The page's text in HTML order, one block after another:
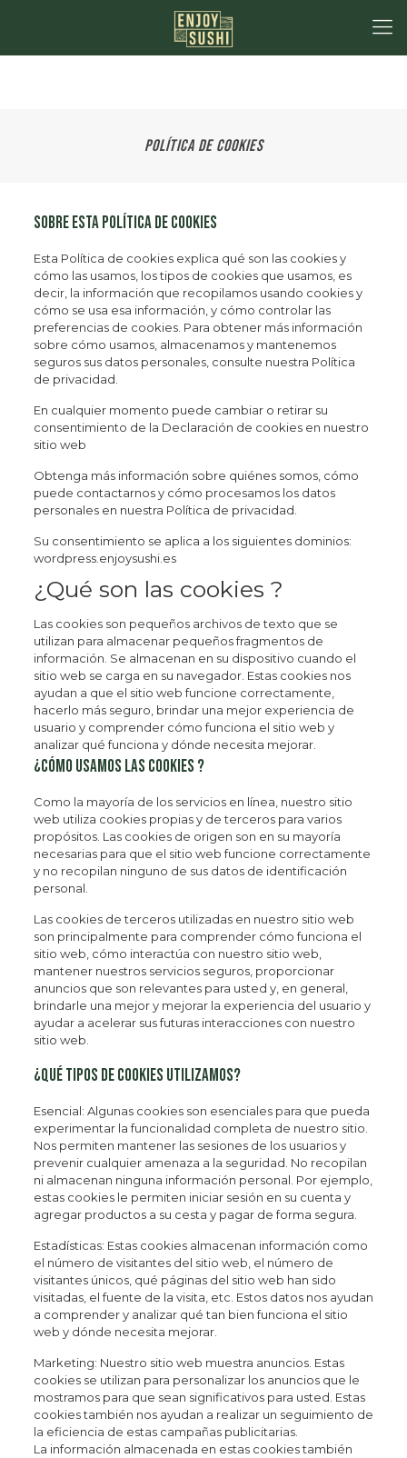
Política de cookies
Sobre esta política de cookies
Esta Política de cookies explica qué son las cookies y
cómo las usamos, los tipos de cookies que usamos, es
decir, la información que recopilamos usando cookies y
cómo se usa esa información, y cómo controlar las
preferencias de cookies. Para obtener más información
sobre cómo usamos, almacenamos y mantenemos
seguros sus datos personales, consulte nuestra Política
de privacidad.
En cualquier momento puede cambiar o retirar su
consentimiento de la Declaración de cookies en nuestro
sitio web
Obtenga más información sobre quiénes somos, cómo
puede contactarnos y cómo procesamos los datos
personales en nuestra Política de privacidad.
Su consentimiento se aplica a los siguientes dominios:
wordpress.enjoysushi.es
¿Qué son las cookies ?
Las cookies son pequeños archivos de texto que se
utilizan para almacenar pequeños fragmentos de
información. Se almacenan en su dispositivo cuando el
sitio web se carga en su navegador. Estas cookies nos
ayudan a que el sitio web funcione correctamente,
hacerlo más seguro, brindar una mejor experiencia de
usuario y comprender cómo funciona el sitio web y
analizar qué funciona y dónde necesita mejorar.
¿Cómo usamos las cookies ?
Como la mayoría de los servicios en línea, nuestro sitio
web utiliza cookies propias y de terceros para varios
propósitos. Las cookies de origen son en su mayoría
necesarias para que el sitio web funcione correctamente
y no recopilan ninguno de sus datos de identificación
personal.
Las cookies de terceros utilizadas en nuestro sitio web
son principalmente para comprender cómo funciona el
sitio web, cómo interactúa con nuestro sitio web,
mantener nuestros servicios seguros, proporcionar
anuncios que son relevantes para usted y, en general,
brindarle una mejor y mejorar la experiencia del usuario y
ayudar a acelerar sus futuras interacciones con nuestro
sitio web.
¿Qué tipos de cookies utilizamos?
Esencial: Algunas cookies son esenciales para que pueda
experimentar la funcionalidad completa de nuestro sitio.
Nos permiten mantener las sesiones de los usuarios y
prevenir cualquier amenaza a la seguridad. No recopilan
ni almacenan ninguna información personal. Por ejemplo,
estas cookies le permiten iniciar sesión en su cuenta y
agregar productos a su cesta y pagar de forma segura.
Estadísticas: Estas cookies almacenan información como
el número de visitantes del sitio web, el número de
visitantes únicos, qué páginas del sitio web han sido
visitadas, el fuente de la visita, etc. Estos datos nos ayudan
a comprender y analizar qué tan bien funciona el sitio
web y dónde necesita mejorar.
Marketing: Nuestro sitio web muestra anuncios. Estas
cookies se utilizan para personalizar los anuncios que le
mostramos para que sean significativos para usted. Estas
cookies también nos ayudan a realizar un seguimiento de
la eficiencia de estas campañas publicitarias.
La información almacenada en estas cookies también